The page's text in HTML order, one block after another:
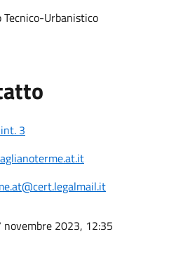
Urbanistico
3
novembre 2023, 12:35